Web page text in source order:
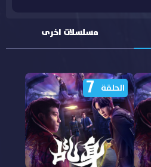
مسلسلات اخرى
الحلقة 7